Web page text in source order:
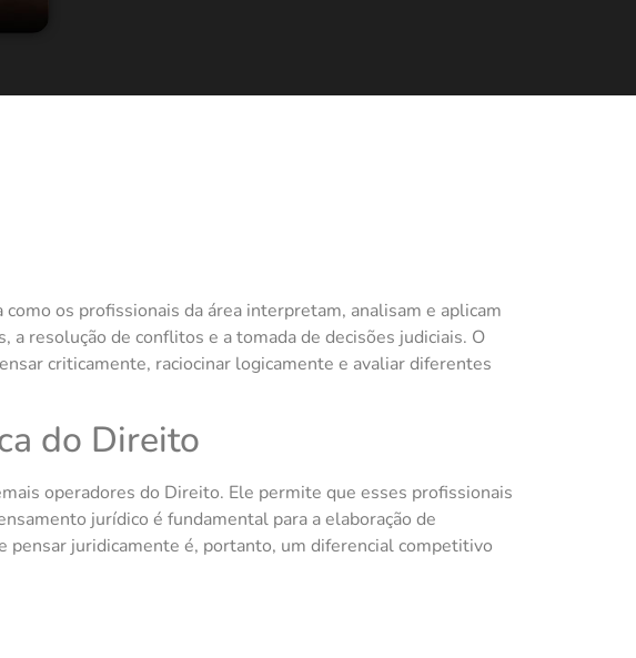
os profissionais da área interpretam, analisam e aplicam
a resolução de conflitos e a tomada de decisões judiciais. O
criticamente, raciocinar logicamente e avaliar diferentes
do Direito
operadores do Direito. Ele permite que esses profissionais
jurídico é fundamental para a elaboração de
pensar juridicamente é, portanto, um diferencial competitivo